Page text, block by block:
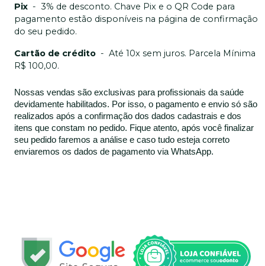
Pix - 3% de desconto. Chave Pix e o QR Code para
pagamento estão disponíveis na página de confirmação
do seu pedido.
Cartão de crédito - Até 10x sem juros. Parcela Mínima
R$ 100,00.
Nossas vendas são exclusivas para profissionais da saúde
devidamente habilitados. Por isso, o pagamento e envio só são
realizados após a confirmação dos dados cadastrais e dos
itens que constam no pedido. Fique atento, após você finalizar
seu pedido faremos a análise e caso tudo esteja correto
enviaremos os dados de pagamento via WhatsApp.